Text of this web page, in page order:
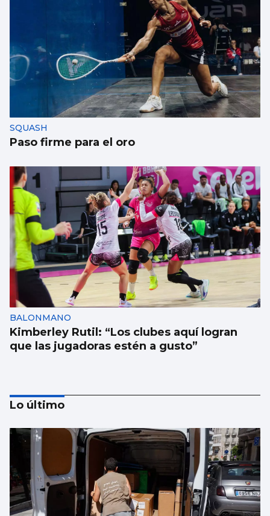
SQUASH
Paso firme para el oro
BALONMANO
Kimberley Rutil: “Los clubes aquí logran
que las jugadoras estén a gusto”
Lo último